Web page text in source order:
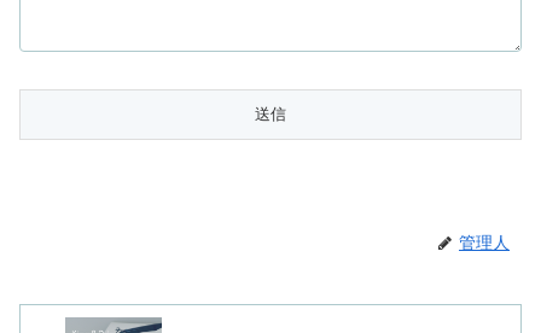
管理人